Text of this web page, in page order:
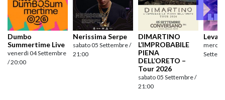
Dumbo
Summertime Live
venerdì 04 Settembre
/ 20:00
Nerissima Serpe
sabato 05 Settembre /
21:00
DIMARTINO
L’IMPROBABILE
PIENA
DELL’ORETO –
Tour 2026
sabato 05 Settembre /
21:00